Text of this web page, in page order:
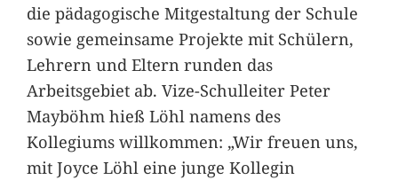
die pädagogische Mitgestaltung der Schule
sowie gemeinsame Projekte mit Schülern,
Lehrern und Eltern runden das
Arbeitsgebiet ab. Vize-Schulleiter Peter
Mayböhm hieß Löhl namens des
Kollegiums willkommen: „Wir freuen uns,
mit Joyce Löhl eine junge Kollegin